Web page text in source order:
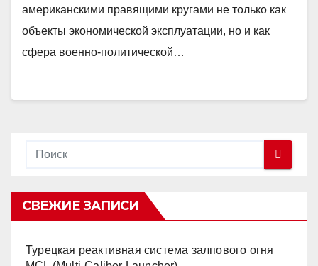
американскими правящими кругами не только как
объекты экономической эксплуатации, но и как
сфера военно-политической…
СВЕЖИЕ ЗАПИСИ
Турецкая реактивная система залпового огня